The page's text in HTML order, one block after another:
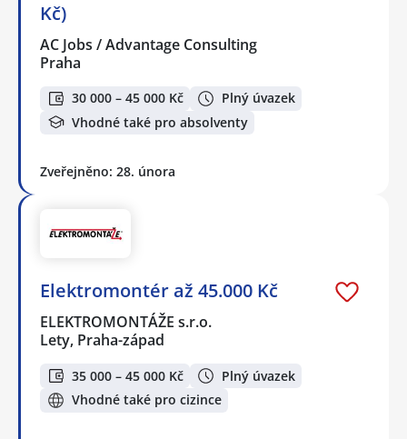
Kč)
AC Jobs / Advantage Consulting
Praha
30 000 – 45 000 Kč
Plný úvazek
Vhodné také pro absolventy
Zveřejněno: 28. února
Elektromontér až 45.000 Kč
ELEKTROMONTÁŽE s.r.o.
Lety, Praha-západ
35 000 – 45 000 Kč
Plný úvazek
Vhodné také pro cizince